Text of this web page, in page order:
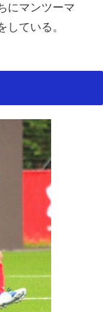
にマンツーマ
している。